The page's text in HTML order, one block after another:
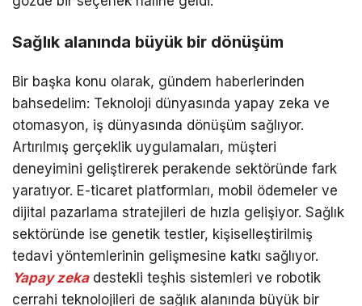
Sağlık alanında büyük bir dönüşüm
Bir başka konu olarak, gündem haberlerinden
bahsedelim: Teknoloji dünyasında yapay zeka ve
otomasyon, iş dünyasında dönüşüm sağlıyor.
Artırılmış gerçeklik uygulamaları, müşteri
deneyimini geliştirerek perakende sektöründe fark
yaratıyor. E-ticaret platformları, mobil ödemeler ve
dijital pazarlama stratejileri de hızla gelişiyor. Sağlık
sektöründe ise genetik testler, kişiselleştirilmiş
tedavi yöntemlerinin gelişmesine katkı sağlıyor.
Yapay zekadestekli teşhis sistemleri ve robotik
cerrahi teknolojileri de sağlık alanında büyük bir